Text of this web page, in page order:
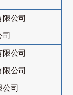
公司
公司
公司
司